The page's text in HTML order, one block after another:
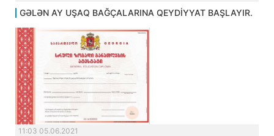
GƏLƏN AY UŞAQ BAĞÇALARINA QEYDİYYAT BAŞLAYIR.
11:03 05.06.2021